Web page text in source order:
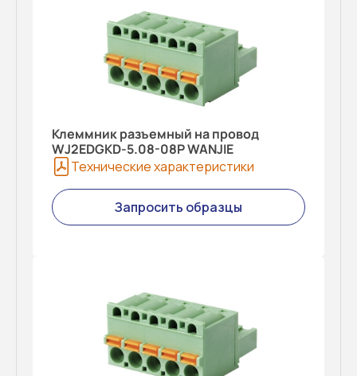
Клеммник разъемный на провод
WJ2EDGKD-5.08-08P WANJIE
Технические характеристики
Запросить образцы